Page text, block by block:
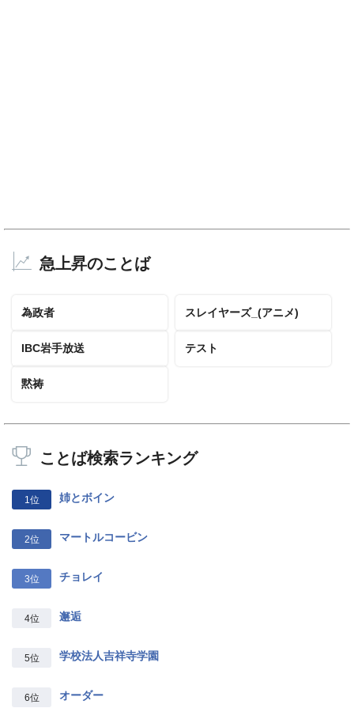
急上昇のことば
為政者 スレイヤーズ_(アニメ)
IBC岩手放送 テスト
黙祷
ことば検索ランキング
1位 姉とボイン
2位 マートルコービン
3位 チョレイ
4位 邂逅
5位 学校法人吉祥寺学園
6位 オーダー